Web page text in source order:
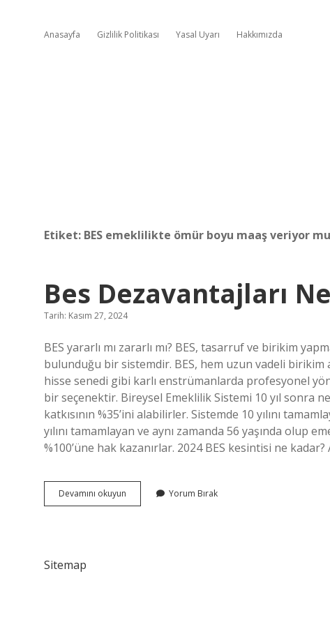
Anasayfa Gizlilik Politikası Yasal Uyarı Hakkımızda
Etiket: BES emeklilikte ömür boyu maaş veriyor mu
Bes Dezavantajları
Tarih: Kasım 27, 2024
BES yararlı mı zararlı mı? BES, tasarruf ve birikim
bulunduğu bir sistemdir. BES, hem uzun vadeli birikim
hisse senedi gibi karlı enstrümanlarda profesyonel
bir seçenektir. Bireysel Emeklilik Sistemi 10 yıl sonra
katkısının %35’ini alabilirler. Sistemde 10 yılını
yılını tamamlayan ve aynı zamanda 56 yaşında olup
%100’üne hak kazanırlar. 2024 BES kesintisi ne kadar?
Devamını okuyun
Dezavantajları
Yorum Bırak
Sitemap